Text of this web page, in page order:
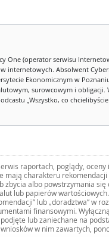
One (operator serwisu
internetowych. Absolwent
Ekonomicznym w
surowcowym i obligacji.
„Wszystko, co
raportach, poglądy, oceny
mają charakteru
zbycia albo powstrzymania się
lub papierów
lub „doradztwa” w
finansowymi. Wyłączną
lub zaniechane na
w nim zawartych,